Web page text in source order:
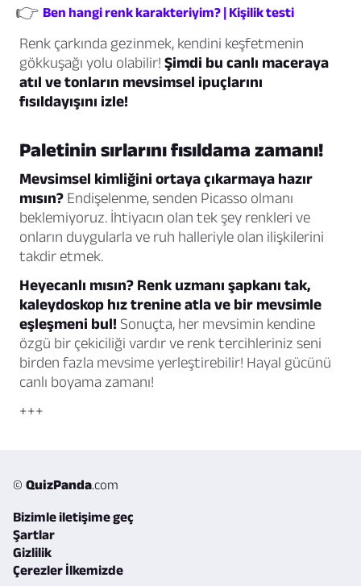
👉 Ben hangi renk karakteriyim? | Kişilik testi
Renk çarkında gezinmek, kendini keşfetmenin
gökkuşağı yolu olabilir! Şimdi bu canlı maceraya
atıl ve tonların mevsimsel ipuçlarını
fısıldayışını izle!
Paletinin sırlarını fısıldama zamanı!
Mevsimsel kimliğini ortaya çıkarmaya hazır
mısın? Endişelenme, senden Picasso olmanı
beklemiyoruz. İhtiyacın olan tek şey renkleri ve
onların duygularla ve ruh halleriyle olan ilişkilerini
takdir etmek.
Heyecanlı mısın? Renk uzmanı şapkanı tak,
kaleydoskop hız trenine atla ve bir mevsimle
eşleşmeni bul! Sonuçta, her mevsimin kendine
özgü bir çekiciliği vardır ve renk tercihleriniz seni
birden fazla mevsime yerleştirebilir! Hayal gücünü
canlı boyama zamanı!
+++
© QuizPanda.com
Bizimle iletişime geç
Şartlar
Gizlilik
Çerezler İlkemizde